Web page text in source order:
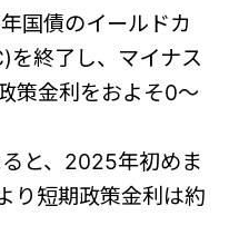
国債のイールドカ
を終了し、マイナス
策金利をおよそ0～
と、2025年初めま
り短期政策金利は約